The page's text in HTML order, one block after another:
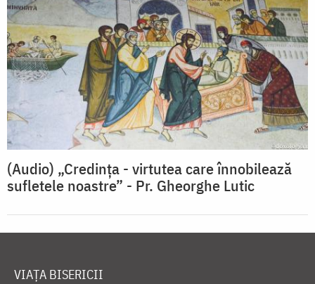
(Audio) „Credinţa - virtutea care înnobilează
sufletele noastre” - Pr. Gheorghe Lutic
VIAȚA BISERICII